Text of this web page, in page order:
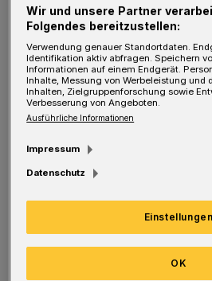
Foto: Thomas Lettner
E ine faszinierende
genommen, inspiziert und
entschmückt. Aber
toller Schnappschuss.
Frohe Weihnachten!
Wir und unsere Partner
Folgendes bereitzustellen:
Verwendung genauer Standortdaten.
Identifikation aktiv abfragen. Speichern
Informationen auf einem Endgerät.
Inhalte, Messung von Werbeleistung und
Inhalten, Zielgruppenforschung sowie
Verbesserung von Angeboten.
Ausführliche Informationen
Impressum
Datenschutz
Einstellungen
OK